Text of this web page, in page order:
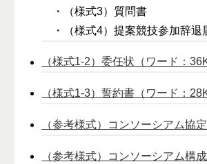
・（様式3）質問書
・（様式4）提案競技参加辞退
（様式1-2）委任状（ワード：
（様式1-3）誓約書（ワード：
（参考様式）コンソーシアム協
（参考様式）コンソーシアム構